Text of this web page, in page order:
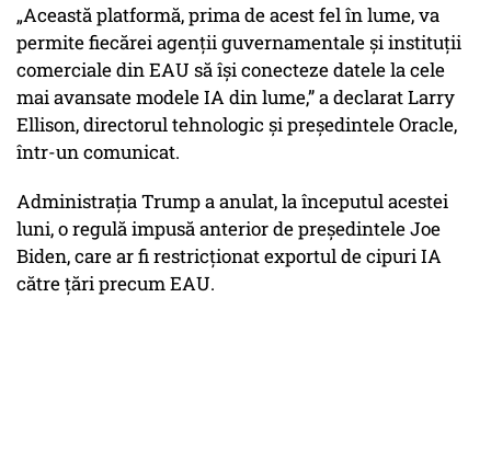
„Această platformă, prima de acest fel în lume, va
permite fiecărei agenții guvernamentale și instituții
comerciale din EAU să își conecteze datele la cele
mai avansate modele IA din lume,” a declarat Larry
Ellison, directorul tehnologic și președintele Oracle,
într-un comunicat.
Administrația Trump a anulat, la începutul acestei
luni, o regulă impusă anterior de președintele Joe
Biden, care ar fi restricționat exportul de cipuri IA
către țări precum EAU.